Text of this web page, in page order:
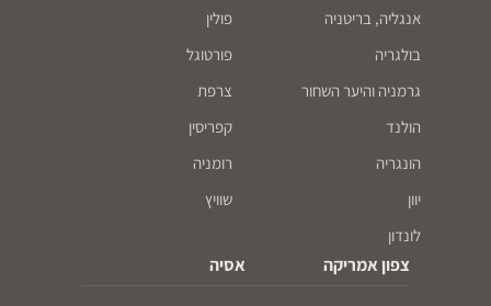
אנגליה, בריטניה
בולגריה
גרמניה והיער השחור
הולנד
הונגריה
יוון
לונדון
פולין
פורטוגל
צרפת
קפריסין
רומניה
שוויץ
צפון אמריקה אסיה